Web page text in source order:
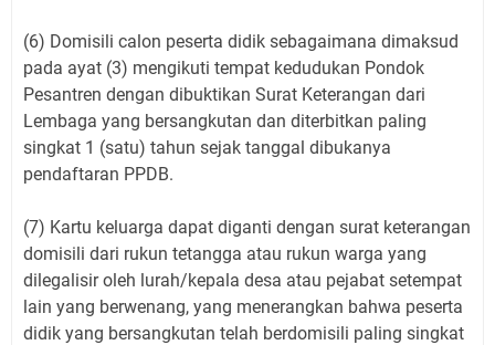
(6) Domisili calon peserta didik sebagaimana dimaksud
pada ayat (3) mengikuti tempat kedudukan Pondok
Pesantren dengan dibuktikan Surat Keterangan dari
Lembaga yang bersangkutan dan diterbitkan paling
singkat 1 (satu) tahun sejak tanggal dibukanya
pendaftaran PPDB.
(7) Kartu keluarga dapat diganti dengan surat keterangan
domisili dari rukun tetangga atau rukun warga yang
dilegalisir oleh lurah/kepala desa atau pejabat setempat
lain yang berwenang, yang menerangkan bahwa peserta
didik yang bersangkutan telah berdomisili paling singkat